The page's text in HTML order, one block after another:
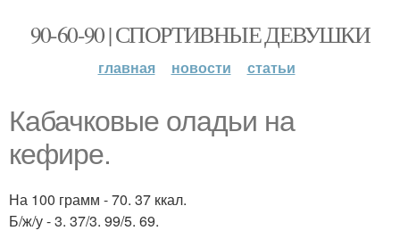
90-60-90 | СПОРТИВНЫЕ ДЕВУШКИ
главная новости статьи
Кабачковые оладьи на
кефире.
На 100 грамм - 70. 37 ккал.
Б/ж/у - 3. 37/3. 99/5. 69.